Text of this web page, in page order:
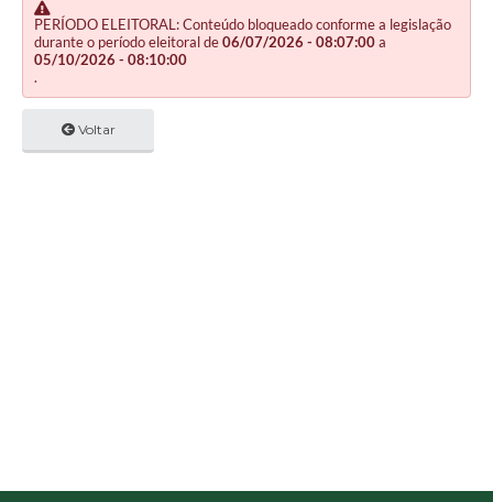
PERÍODO ELEITORAL: Conteúdo bloqueado conforme a legislação
durante o período eleitoral de06/07/2026 - 08:07:00a
05/10/2026 - 08:10:00
.
Voltar